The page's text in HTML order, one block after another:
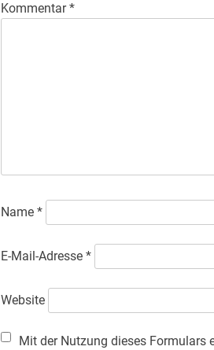
Kommentar*
Name *
E-Mail-Adresse *
Website
Mit der Nutzung dieses Formulars